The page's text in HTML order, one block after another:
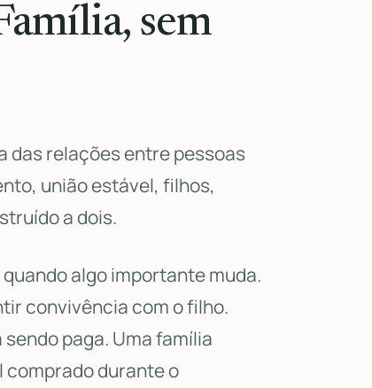
sem
das relações entre pessoas
união estável, filhos,
a dois.
algo importante muda.
convivência com o filho.
paga. Uma família
comprado durante o